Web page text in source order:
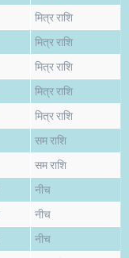
मित्र राशि
मित्र राशि
मित्र राशि
मित्र राशि
मित्र राशि
सम राशि
सम राशि
नीच
नीच
नीच